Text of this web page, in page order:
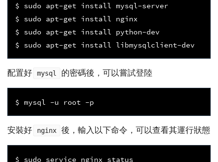
$ sudo apt-get install mysql-server
$ sudo apt-get install nginx
$ sudo apt-get install python-dev
配置好 mysql 的密碼後，可以嘗試登陸
安裝好 nginx 後，輸入以下命令，可以查看其運行狀態